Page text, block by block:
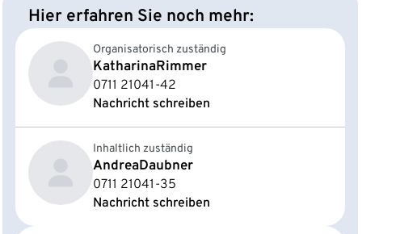
Hier erfahren Sie noch mehr:
Organisatorisch zuständig
KatharinaRimmer
0711 21041-42
Nachricht schreiben
Inhaltlich zuständig
AndreaDaubner
0711 21041-35
Nachricht schreiben